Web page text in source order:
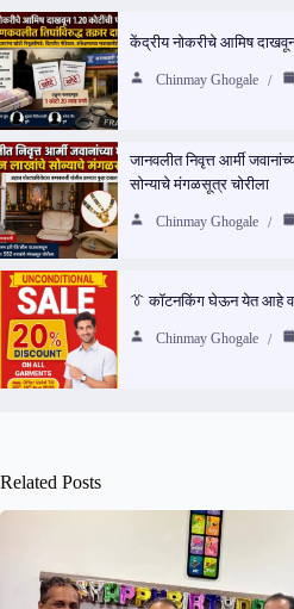
केंद्रीय नोकरीचे आमिष
Chinmay Ghogale
जानवलीत निवृत्त आर्मी
सोन्याचे मंगळसूत्र चोरीला
Chinmay Ghogale
👔 कॉटनकिंग घेऊन येत आहे
Chinmay Ghogale
Related Posts